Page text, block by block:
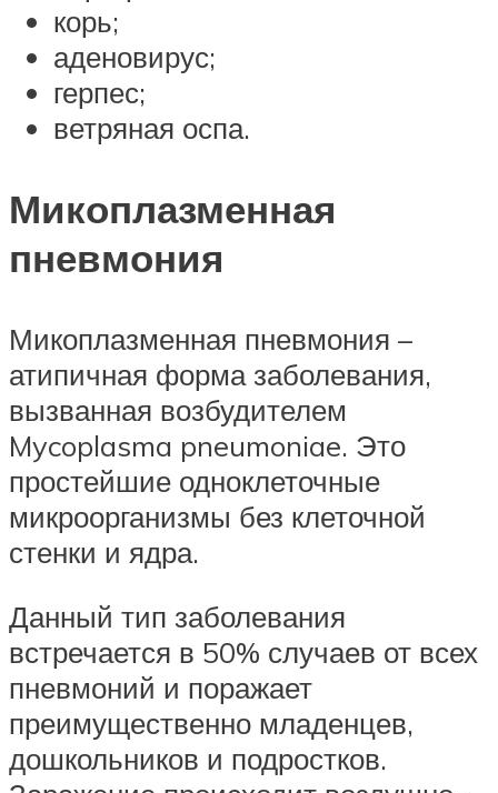
корь;
аденовирус;
герпес;
ветряная оспа.
Микоплазменная
пневмония
Микоплазменная пневмония –
атипичная форма заболевания,
вызванная возбудителем
Mycoplasma pneumoniae. Это
простейшие одноклеточные
микроорганизмы без клеточной
стенки и ядра.
Данный тип заболевания
встречается в 50% случаев от всех
пневмоний и поражает
преимущественно младенцев,
дошкольников и подростков.